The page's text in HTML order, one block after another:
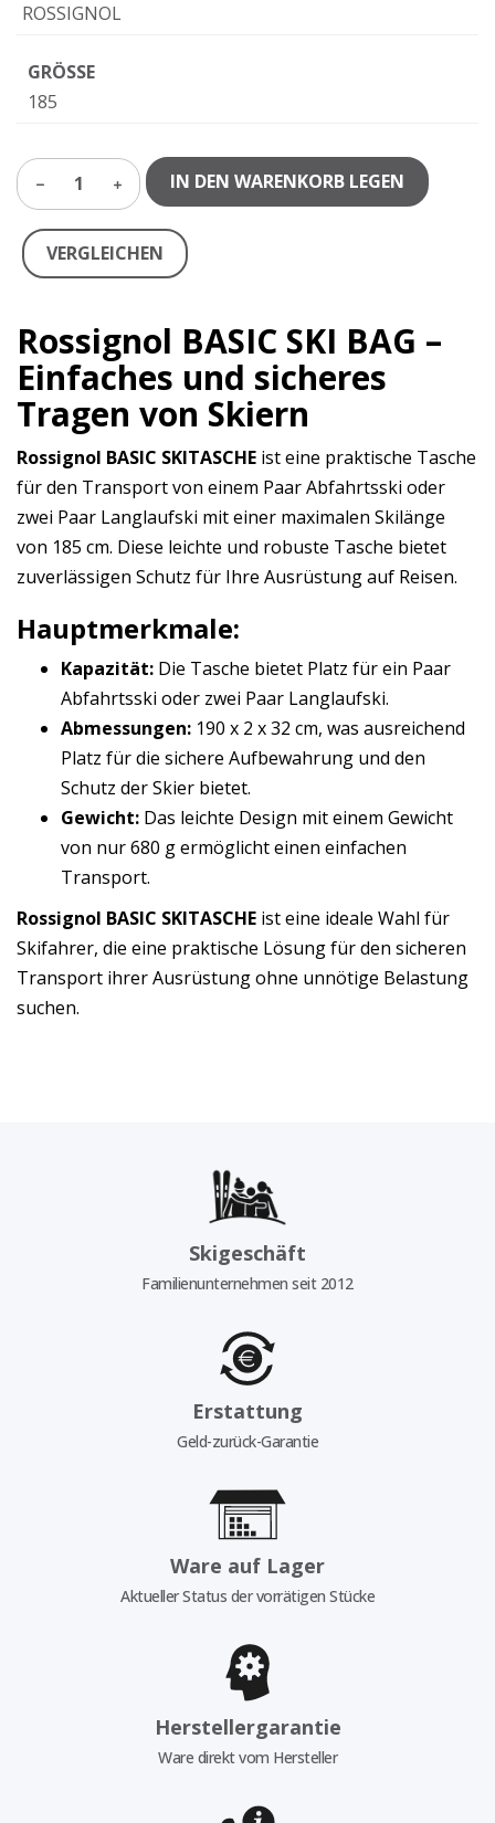
ROSSIGNOL
GRÖSSE
185
1 IN DEN WARENKORB LEGEN
VERGLEICHEN
Rossignol BASIC SKI BAG –
Einfaches und sicheres
Tragen von Skiern
Rossignol BASIC SKITASCHE ist eine praktische Tasche
für den Transport von einem Paar Abfahrtsski oder
zwei Paar Langlaufski mit einer maximalen Skilänge
von 185 cm. Diese leichte und robuste Tasche bietet
zuverlässigen Schutz für Ihre Ausrüstung auf Reisen.
Hauptmerkmale:
Kapazität: Die Tasche bietet Platz für ein Paar
Abfahrtsski oder zwei Paar Langlaufski.
Abmessungen: 190 x 2 x 32 cm, was ausreichend
Platz für die sichere Aufbewahrung und den
Schutz der Skier bietet.
Gewicht: Das leichte Design mit einem Gewicht
von nur 680 g ermöglicht einen einfachen
Transport.
Rossignol BASIC SKITASCHE ist eine ideale Wahl für
Skifahrer, die eine praktische Lösung für den sicheren
Transport ihrer Ausrüstung ohne unnötige Belastung
suchen.
Skigeschäft
Familienunternehmen seit 2012
Erstattung
Geld-zurück-Garantie
Ware auf Lager
Aktueller Status der vorrätigen Stücke
Herstellergarantie
Ware direkt vom Hersteller